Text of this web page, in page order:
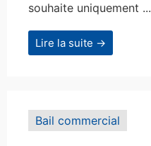
souhaite uniquement ...
Lire la suite →
Bail commercial